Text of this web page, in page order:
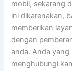
mobil, sekarang
ini dikarenakan,
memberikan
dengan
anda. Anda yang
menghubungi